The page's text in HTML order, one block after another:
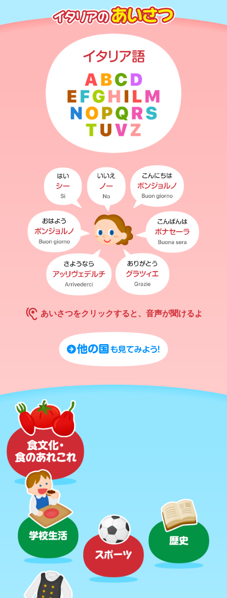
hearing あいさつをクリックすると、音声が聞けるよ